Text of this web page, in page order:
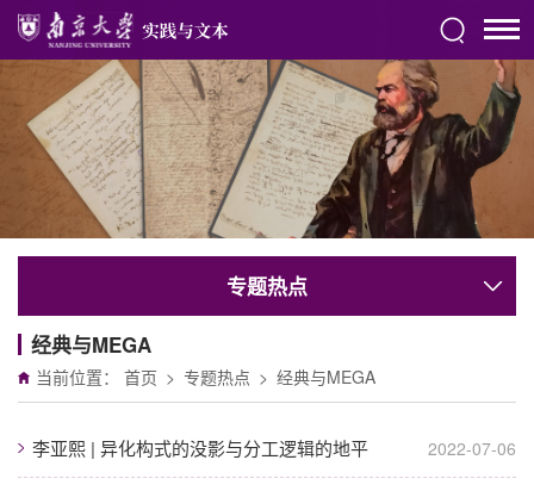
专题热点
经典与MEGA
当前位置： 首页 > 专题热点 > 经典与MEGA
李亚熙 | 异化构式的没影与分工逻辑的地平 2022-07-06